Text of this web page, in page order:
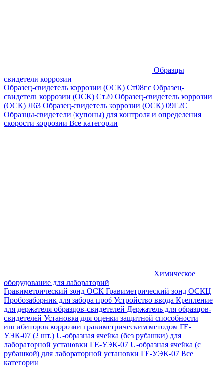
Образцы
свидетели коррозии
Образец-свидетель коррозии (ОСК) Ст08пс Образец-
свидетель коррозии (ОСК) Ст20 Образец-свидетель коррозии
(ОСК) Л63 Образец-свидетель коррозии (ОСК) 09Г2С
Образцы-свидетели (купоны) для контроля и определения
скорости коррозии Все категории
Химическое
оборудование для лабораторий
Гравиметрический зонд ОСК Гравиметрический зонд ОСКЦ
Пробозаборник для забора проб Устройство ввода Крепление
для держателя образцов-свидетелей Держатель для образцов-
свидетелей Установка для оценки защитной способности
ингибиторов коррозии гравиметрическим методом ГЕ-
УЭК-07 (2 шт.) U-образная ячейка (без рубашки) для
лабораторной установки ГЕ-УЭК-07 U-образная ячейка (с
рубашкой) для лабораторной установки ГЕ-УЭК-07 Все
категории